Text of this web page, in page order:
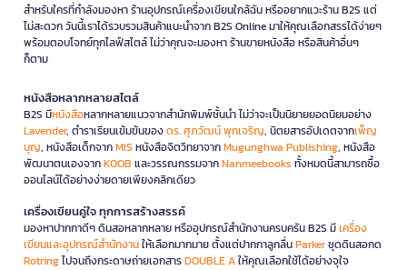
สำหรับใครที่กำลังมองหา ร้านอุปกรณ์เครื่องเขียนใกล้ฉัน หรืออยากแวะร้าน B2S แต่
ไม่สะดวก วันนี้เราได้รวบรวมสินค้าแนะนำจาก B2S Online มาให้คุณเลือกสรรได้ง่ายๆ
พร้อมตอบโจทย์ทุกไลฟ์สไตล์ ไม่ว่าคุณจะมองหา ร้านขายหนังสือ หรือสินค้าอื่นๆ
ก็ตาม
หนังสือหลากหลายสไตล์
B2S มีหนังสือหลากหลายแนวจากสำนักพิมพ์ชั้นนำ ไม่ว่าจะเป็นนิยายยอดนิยมอย่าง
Lavender, ตำราเรียนเข้มข้นของดร. ศุภวัฒน์ พุกเจริญ, นิตยสารอัปเดตจากเพ็ญ
บุญ, หนังสือเด็กจากMIS หนังสือจิตวิทยาจากMugunghwa Publishing, หนังสือ
พัฒนาตนเองจากKOOB และวรรณกรรมจากNanmeebooks ทั้งหมดนี้สามารถซื้อ
ออนไลน์ได้อย่างง่ายดายเพียงคลิกเดียว
เครื่องเขียนคู่ใจ ทุกการสร้างสรรค์
มองหาปากกาดีๆ ดินสอหลากหลาย หรืออุปกรณ์สำนักงานครบครัน B2S มีเครื่อง
เขียนและอุปกรณ์สำนักงานให้เลือกมากมาย ตั้งแต่ปากกาลูกลื่นParkerชุดดินสอกด
Rotringไปจนถึงกระดาษถ่ายเอกสารDOUBLE Aให้คุณเลือกใช้ได้อย่างจุใจ